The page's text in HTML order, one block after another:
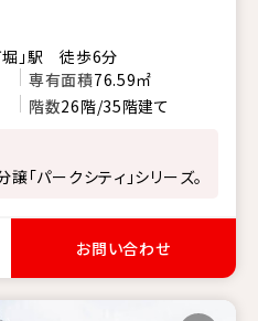
堀」駅 徒歩6分
専有面積76.59㎡
階数26階/35階建て
「パークシティ」シリーズ。
お問い合わせ